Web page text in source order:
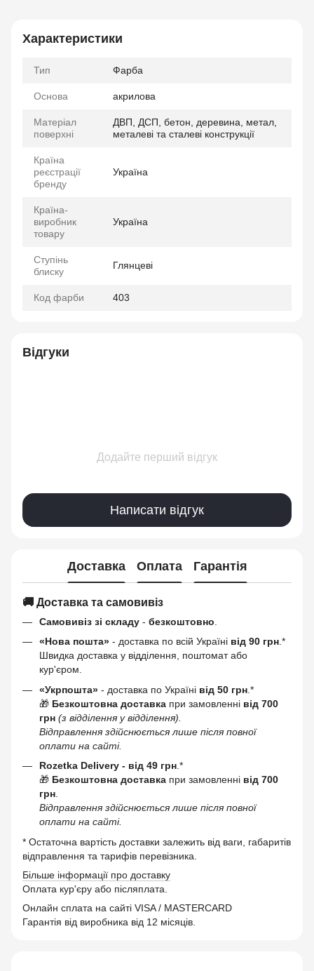
Характеристики
Тип Фарба
Основа акрилова
Матеріал
поверхні
ДВП, ДСП, бетон, деревина, метал,
металеві та сталеві конструкції
Країна
реєстрації
бренду
Україна
Країна-
виробник
товару
Україна
Ступінь
блиску
Глянцеві
Код фарби 403
Відгуки
Додайте перший відгук
Написати відгук
Доставка Оплата Гарантія
🚚 Доставка та самовивіз
Самовивіз зі складу - безкоштовно
«Нова пошта» - доставка по всій Україні від 90 грн.*
Швидка доставка у відділення, поштомат або
кур'єром.
«Укрпошта» - доставка по Україні від 50 грн .*
🎁 Безкоштовна доставка при замовленні від 700
грн (з відділення у відділення).
Відправлення здійснюється лише після повної
оплати на сайті.
Rozetka Delivery - від 49 грн .*
🎁 Безкоштовна доставка при замовленні від 700
грн
Відправлення здійснюється лише після повної
оплати на сайті.
* Остаточна вартість доставки залежить від ваги, габаритів
відправлення та тарифів перевізника.
Більше інформації про доставку
Оплата кур'єру або післяплата.
Онлайн сплата на сайті VISA / MASTERCARD
Гарантія від виробника від 12 місяців.